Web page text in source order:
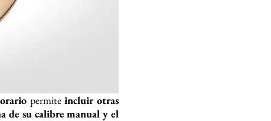
permiteincluir otras
de su calibre manual y el